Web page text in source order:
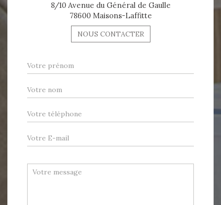
8/10 Avenue du Général de Gaulle
78600 Maisons-Laffitte
NOUS CONTACTER